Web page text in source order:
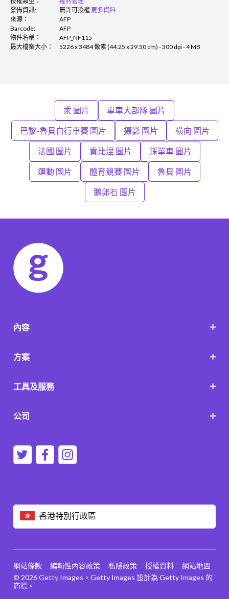
發佈資訊:
無許可授權更多資料
來源：
AFP
Barcode:
AFP
物件名稱：
AFP_NF115
最大檔案大小：
5226 x 3484 像素 (44.25 x 29.50 cm) - 300 dpi - 4 MB
乘 圖片 單車大部隊 圖片
巴黎-魯貝自行車賽 圖片 摄影 圖片 橫向 圖片
法國 圖片 貢比涅 圖片 踩單車 圖片
運動 圖片 體育競賽 圖片 魯貝 圖片
鵝卵石 圖片
香港特別行政區
內容
方案
工具及服務
公司
© 2026 Getty Images。Getty Images 設計為 Getty Images 的
商標。
網站條款 編輯性內容政策 私隱政策 授權資料 網站地圖